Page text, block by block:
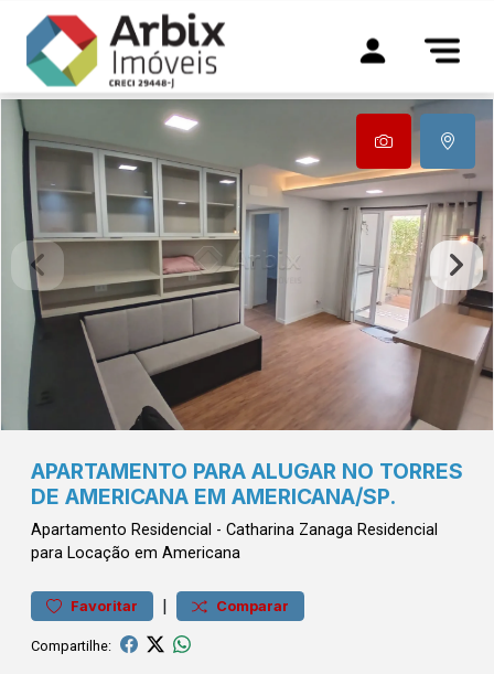
APARTAMENTO PARA ALUGAR NO TORRES
DE AMERICANA EM AMERICANA/SP.
Apartamento Residencial - Catharina Zanaga Residencial
para Locação em Americana
Favoritar | Comparar
Compartilhe: